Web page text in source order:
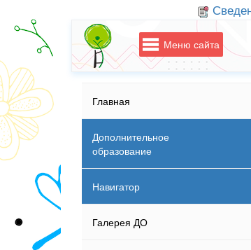
Меню сайта
Главная
Дополнительное
образование
Навигатор
Галерея ДО